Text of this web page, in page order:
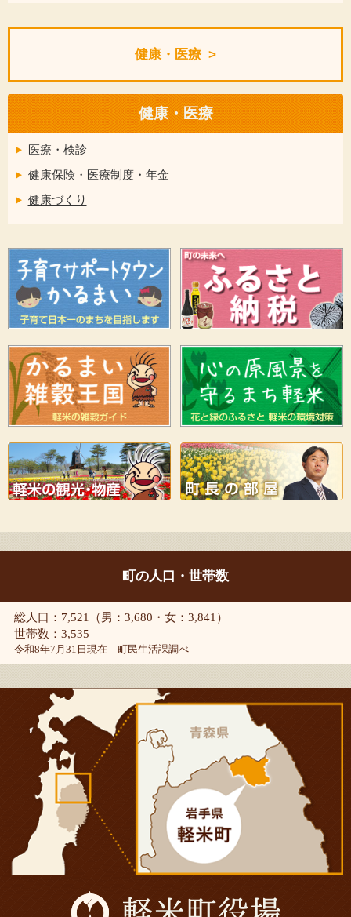
健康・医療
健康・医療
医療・検診
健康保険・医療制度・年金
健康づくり
町の人口・世帯数
総人口：7,521（男：3,680・女：3,841）
世帯数：3,535
令和8年7月31日現在 町民生活課調べ